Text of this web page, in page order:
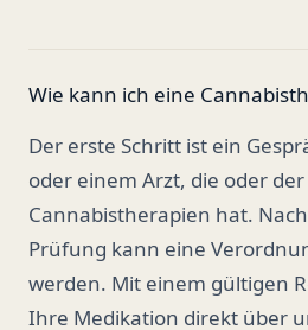
Wie kann ich eine
Der erste Schritt ist ein
oder einem Arzt, die oder
Cannabistherapien hat.
Prüfung kann eine
werden. Mit einem gültigen
Ihre Medikation direkt über